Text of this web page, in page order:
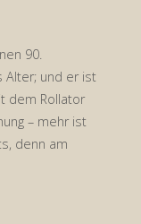
90.
Alter; und er ist
dem Rollator
– mehr ist
denn am